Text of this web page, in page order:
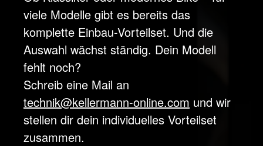
viele Modelle gibt es bereits das
komplette Einbau-Vorteilset. Und die
Auswahl wächst ständig. Dein Modell
fehlt noch?
Schreib eine Mail an
technik@kellermann-online.com und wir
stellen dir dein individuelles Vorteilset
zusammen.